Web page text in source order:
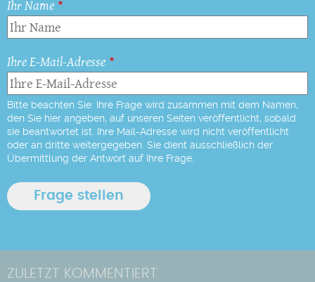
Ihr Name
Ihre E-Mail-Adresse
Bitte beachten Sie: Ihre Frage wird zusammen mit dem Namen,
den Sie hier angeben, auf unseren Seiten veröffentlicht, sobald
sie beantwortet ist. Ihre Mail-Adresse wird nicht veröffentlicht
oder an dritte weitergegeben. Sie dient ausschließlich der
Übermittlung der Antwort auf Ihre Frage.
ZULETZT KOMMENTIERT